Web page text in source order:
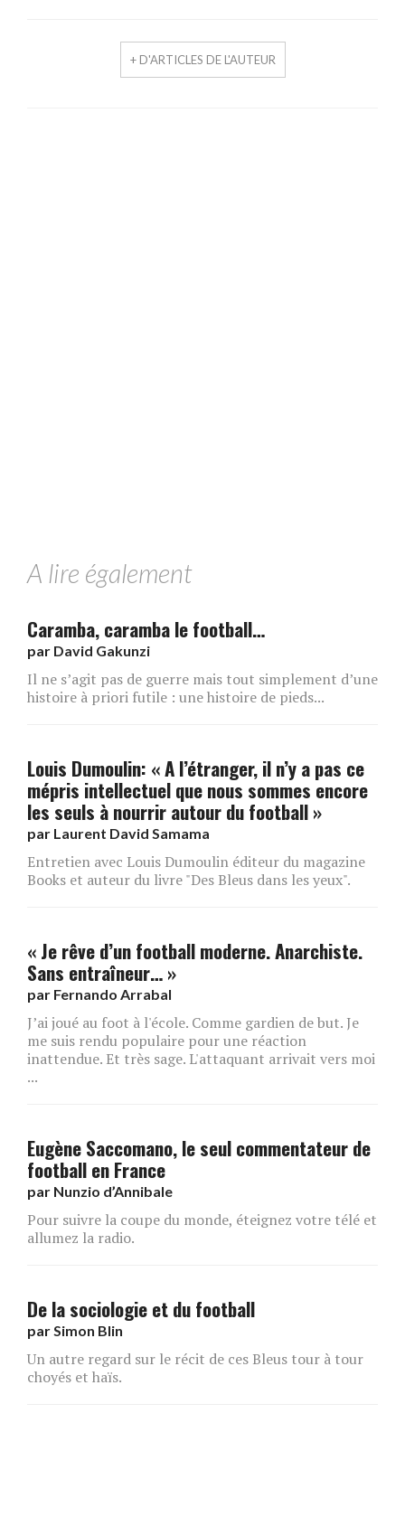
+ D'ARTICLES DE L'AUTEUR
A lire également
Caramba, caramba le football…
par David Gakunzi
Il ne s’agit pas de guerre mais tout simplement d’une
histoire à priori futile : une histoire de pieds...
Louis Dumoulin: « A l’étranger, il n’y a pas ce
mépris intellectuel que nous sommes encore
les seuls à nourrir autour du football »
par Laurent David Samama
Entretien avec Louis Dumoulin éditeur du magazine
Books et auteur du livre "Des Bleus dans les yeux".
« Je rêve d’un football moderne. Anarchiste.
Sans entraîneur… »
par Fernando Arrabal
J’ai joué au foot à l'école. Comme gardien de but. Je
me suis rendu populaire pour une réaction
inattendue. Et très sage. L'attaquant arrivait vers moi
...
Eugène Saccomano, le seul commentateur de
football en France
par Nunzio d’Annibale
Pour suivre la coupe du monde, éteignez votre télé et
allumez la radio.
De la sociologie et du football
parSimon Blin
Un autre regard sur le récit de ces Bleus tour à tour
choyés et haïs.